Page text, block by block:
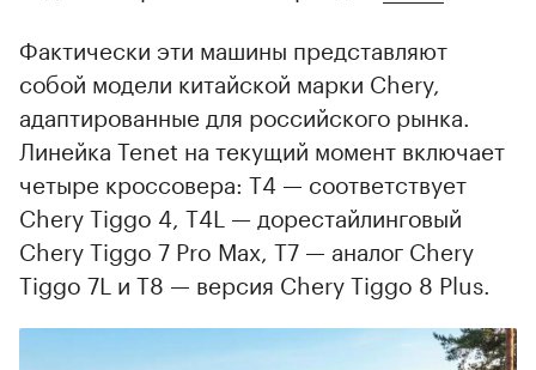
Фактически эти машины представляют
собой модели китайской марки Chery,
адаптированные для российского рынка.
Линейка Tenet на текущий момент включает
четыре кроссовера: T4 — соответствует
Chery Tiggo 4, T4L — дорестайлинговый
Chery Tiggo 7 Pro Max, T7 — аналог Chery
Tiggo 7L и T8 — версия Chery Tiggo 8 Plus.